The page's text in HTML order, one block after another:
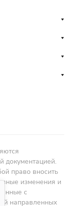
документацией.
право вносить
изменения и
с
направленных